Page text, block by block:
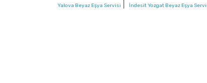
Yalova Beyaz Eşya Servisi
İndesit Yozgat Beyaz Eşya